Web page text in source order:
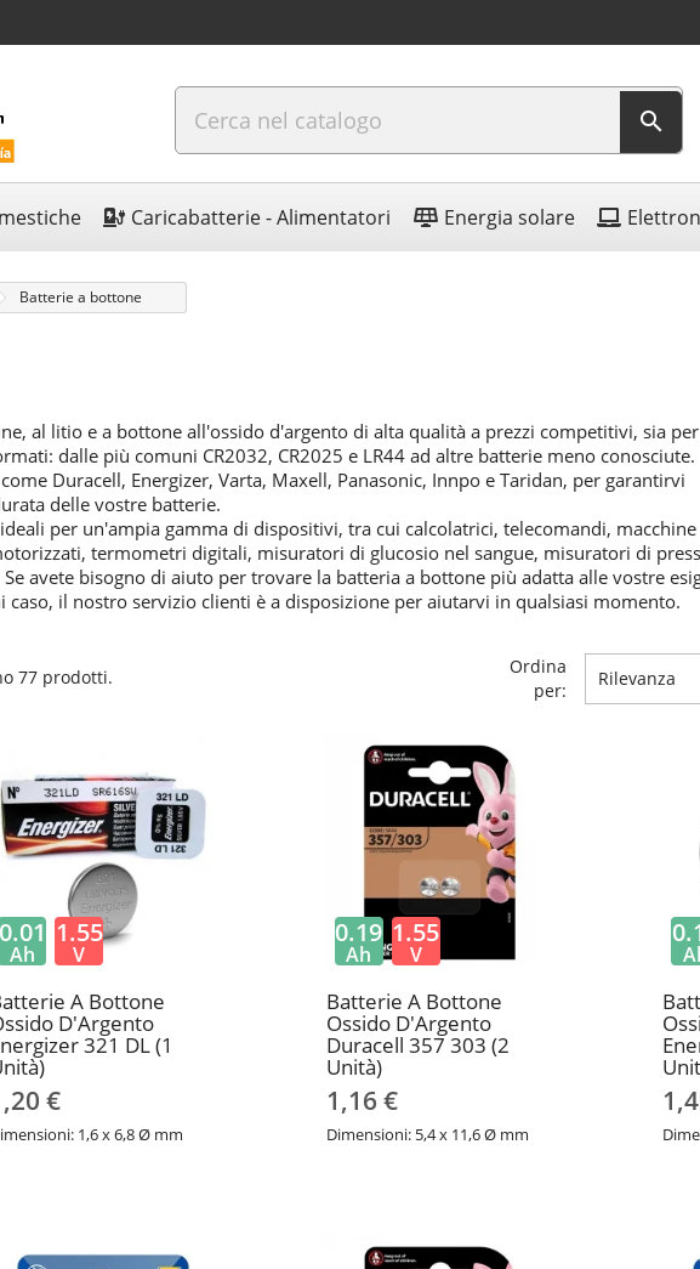

Caricabatterie - Alimentatori Energia solare
Batterie a bottone
al litio e a bottone all'ossido d'argento di alta qualità a prezzi competitivi, sia
dalle più comuni CR2032, CR2025 e LR44 ad altre batterie meno conosciute.
Duracell, Energizer, Varta, Maxell, Panasonic, Innpo e Taridan, per garantirvi
delle vostre batterie.
per un'ampia gamma di dispositivi, tra cui calcolatrici, telecomandi, macchine
termometri digitali, misuratori di glucosio nel sangue, misuratori di
avete bisogno di aiuto per trovare la batteria a bottone più adatta alle vostre
il nostro servizio clienti è a disposizione per aiutarvi in qualsiasi momento.
77 prodotti.
Ordina
per:
Rilevanza
A Bottone
D'Argento
321 DL (1
€
1,6 x 6,8 Ø mm
0.01
Ah
1.55
V
Batterie A Bottone
Ossido D'Argento
Duracell 357 303 (2
Unità)
1,16 €
Dimensioni: 5,4 x 11,6 Ø mm
0.19
Ah
1.55
V